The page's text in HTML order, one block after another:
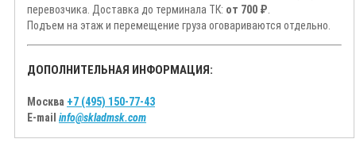
перевозчика. Доставка до терминала ТК: от 700 ₽
Подъем на этаж и перемещение груза оговариваются отдельно.
ДОПОЛНИТЕЛЬНАЯ ИНФОРМАЦИЯ:
Москва +7 (495) 150-77-43
E-mail info@skladmsk.com